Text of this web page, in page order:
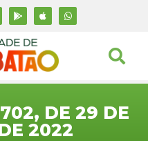
DE 29 DE
2022